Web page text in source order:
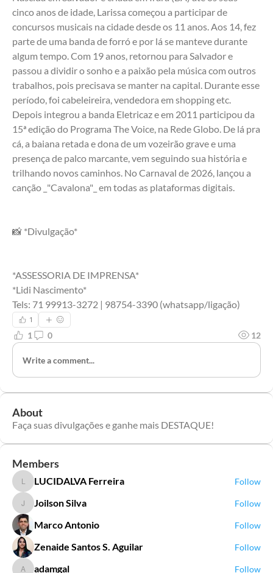
cinco anos de idade, Larissa começou a participar de
concursos musicais na cidade desde os 11 anos. Aos 14, fez
parte de uma banda de forró e por lá se manteve durante
algum tempo. Com 19 anos, retornou para Salvador e
passou a dividir o sonho e a paixão pela música com outros
trabalhos, pois precisava se manter na capital. Durante esse
período, foi cabeleireira, vendedora em shopping etc.
Depois integrou a banda Eletricaz e em 2011 participou da
15ª edição do Programa The Voice, na Rede Globo. De lá pra
cá, a baiana retada e dona de um vozeirão grave e uma
presença de palco marcante, vem seguindo sua história e
trilhando novos caminhos. No Carnaval de 2026, lançou a
canção _"Cavalona"_ em todas as plataformas digitais.
📸 *Divulgação*
*ASSESSORIA DE IMPRENSA*
*Lidi Nascimento*
Tels: 71 99913-3272 | 98754-3390 (whatsapp/ligação)
1
1 0 12
Write a comment...
About
Faça suas divulgações e ganhe mais DESTAQUE!
Members
LUCIDALVA Ferreira
LUCIDALVA Ferreira Follow
Joilson Silva
Joilson Silva Follow
Marco Antonio Follow
Zenaide Santos S. Aguilar Follow
adamgal Follow